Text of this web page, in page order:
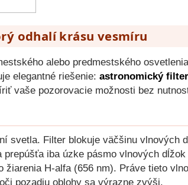
odhalí krásu vesmíru
alebo predmestského
elegantné riešenie: astronomický
vaše pozorovacie možnosti bez
svetla. Filter blokuje väčšinu vlnových
iba úzke pásmo vlnových
H-alfa (656 nm). Práve tieto
pozadiu oblohy sa výrazne zvýši.